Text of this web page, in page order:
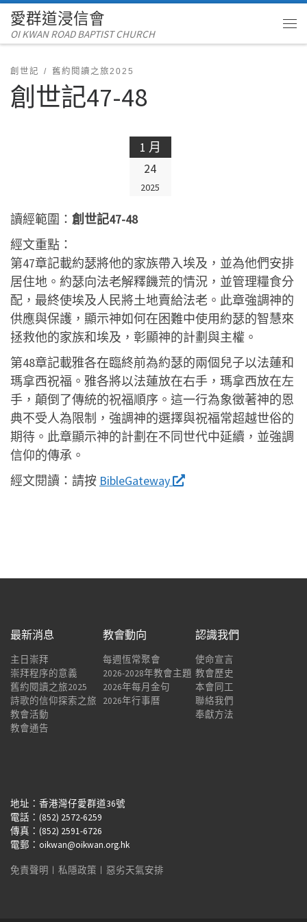
Skip to content
愛群道浸信會
OI KWAN ROAD BAPTIST CHURCH
創世記 舊約閱讀之旅2025
創世記47-48
1 月
24
2025
讀經範圍： 創世記47-48
經文重點：
第47章記載約瑟將他的家族帶入埃及，並為他們安排
居住地。約瑟向法老解釋饑荒的情況，並管理糧食分
配，最終使埃及人民將土地賣給法老。此章強調神的
供應與保護，顯示神如何在困難中使用約瑟的智慧來
拯救他的家族和埃及，彰顯神的計劃與主權。
第48章記載雅各在臨終前為約瑟的兩個兒子以法蓮和
瑪拿西祝福。雅各將以法蓮放在右手，瑪拿西放在左
手，顛倒了傳統的祝福順序。這一行為象徵著神的恩
典不受人為限制，強調神的選擇與祝福常超越世俗的
期待。此章顯示神的計劃在不同世代中延續，並強調
信仰的傳承。
經文閱讀： 請按 BibleGateway
最新消息
主日崇拜
崇拜程序的意義
舊約閱讀之旅2025
詩歌的信仰探索之旅
教會活動
教會通告
教會動向
每週恆常聚會
2026-2028年教會主題
2026年每月金句
2026年行事曆
認識我們
使命宣言
教會歷史
本會同工
聯絡我們
奉獻方法
地址：香港灣仔愛群道36號
電話：(852) 2572-6259
傳真：(852) 2591-6726
電郵：oikwan@oikwan.org.hk
免責聲明 ︱ 私隱政策 ︱ 惡劣天氣安排